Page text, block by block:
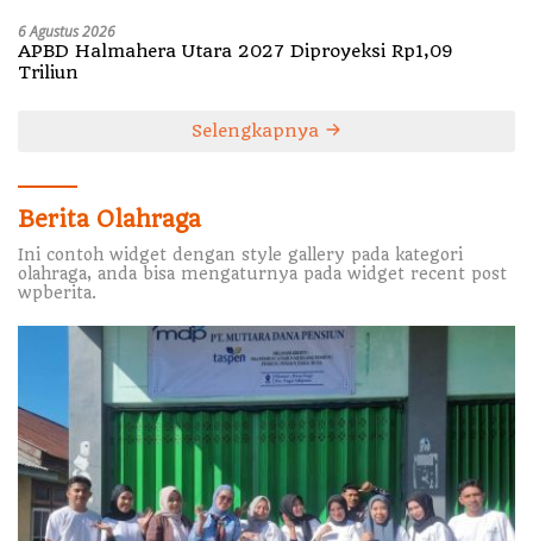
6 Agustus 2026
APBD Halmahera Utara 2027 Diproyeksi Rp1,09
Triliun
Selengkapnya
Berita Olahraga
Ini contoh widget dengan style gallery pada kategori
olahraga, anda bisa mengaturnya pada widget recent post
wpberita.